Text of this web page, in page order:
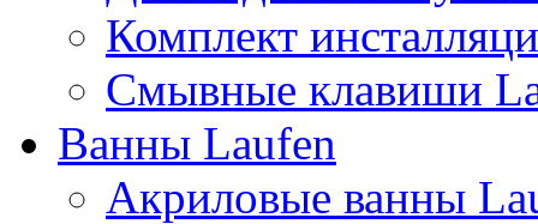
Комплект
Смывные клавиши
Ванны Laufen
Акриловые ванны